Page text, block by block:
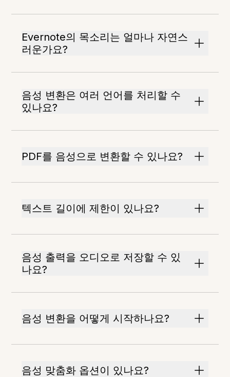
Evernote의 목소리는 얼마나 자연스
러운가요?
음성 변환은 여러 언어를 처리할 수
있나요?
PDF를 음성으로 변환할 수 있나요?
텍스트 길이에 제한이 있나요?
음성 출력을 오디오로 저장할 수 있
나요?
음성 변환을 어떻게 시작하나요?
음성 맞춤화 옵션이 있나요?